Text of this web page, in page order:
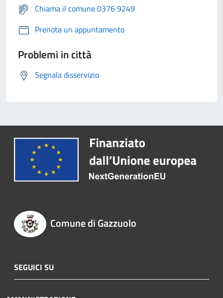
Chiama il comune 0376 9249
Prenota un appuntamento
Problemi in città
Segnala disservizio
Comune di Gazzuolo
SEGUICI SU